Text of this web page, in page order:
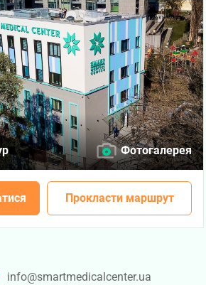
Фотогалерея
Прокласти маршрут
info@smartmedicalcenter.ua